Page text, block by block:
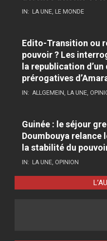
IN: LA UNE, LE MONDE
Edito-Transition ou
pouvoir ? Les
la republication
prérogatives
IN: ALLGEMEIN, LA UNE,
Guinée : le séjour
Doumbouya
la stabilité du
IN: LA UNE, OPINION